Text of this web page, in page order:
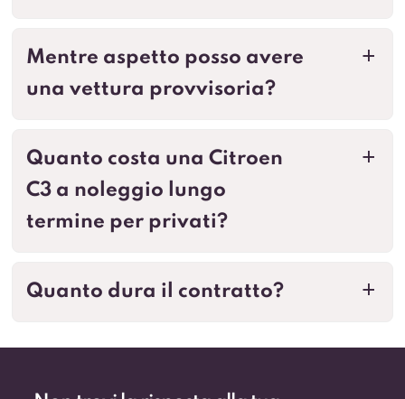
a
Mentre aspetto posso avere
una vettura provvisoria?
a
Quanto costa una Citroen
C3 a noleggio lungo
termine per privati?
a
Quanto dura il contratto?